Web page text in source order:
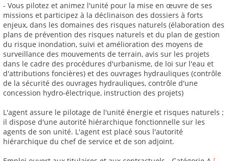
- Vous pilotez et animez l'unité pour la mise en œuvre de ses
missions et participez à la déclinaison des dossiers à forts
enjeux, dans les domaines des risques naturels (élaboration des
plans de prévention des risques naturels et du plan de gestion
du risque inondation, suivi et amélioration des moyens de
surveillance des mouvements de terrain, avis sur les projets
dans le cadre des procédures d'urbanisme, de loi sur l'eau et
d'attributions foncières) et des ouvrages hydrauliques (contrôle
de la sécurité des ouvrages hydrauliques, contrôle d'une
concession hydro-électrique, instruction des projets)
L'agent assure le pilotage de l'unité énergie et risques naturels ;
il dispose d'une autorité hiérarchique fonctionnelle sur les
agents de son unité. L'agent est placé sous l'autorité
hiérarchique du chef de service et de son adjoint.